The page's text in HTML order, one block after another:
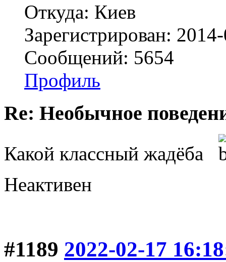
Откуда: Киев
Зарегистрирован:
Сообщений: 5654
Профиль
Re: Необычное
Какой классный жадёба
Неактивен
#1189 2022-02-17